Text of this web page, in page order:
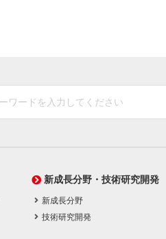
新成長分野・技術研究開発
新成長分野
技術研究開発